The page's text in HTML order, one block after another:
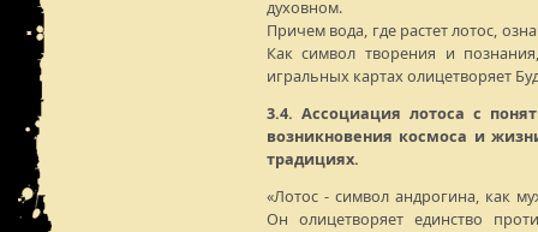
духовном.
Причем вода, где растет лотос,
Как символ творения и
игральных картах олицетворяет
3.4. Ассоциация лотоса с
возникновения космоса и
традициях.
«Лотос - символ андрогина, как
Он олицетворяет единство